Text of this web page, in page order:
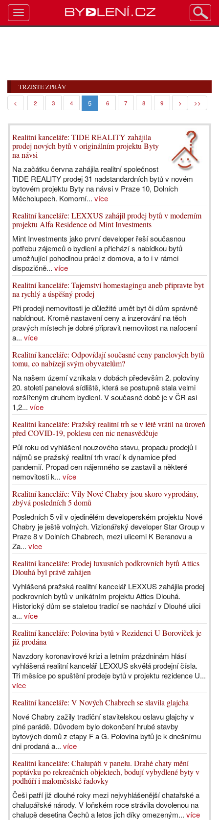
TRŽIŠTĚ ZPRÁV
< 2 3 4 5 6 7 8 9 > >>
Realitní kanceláře: TIDE REALITY zahájila
prodej nových bytů v originálním projektu Byty
na návsi
Na začátku června zahájila realitní společnost
TIDE REALITY prodej 31 nadstandardních bytů v novém
bytovém projektu Byty na návsi v Praze 10, Dolních
Měcholupech. Komorní... více
Realitní kanceláře: LEXXUS zahájil prodej bytů v moderním
projektu Alfa Residence od Mint Investments
Mint Investments jako první developer řeší současnou
potřebu zájemců o bydlení a přichází s nabídkou bytů
umožňující pohodlnou práci z domova, a to i v rámci
dispozičně... více
Realitní kanceláře: Tajemství homestagingu aneb připravte byt
na rychlý a úspěšný prodej
Při prodeji nemovitosti je důležité umět byt či dům správně
nabídnout. Kromě nastavení ceny a inzerování na těch
pravých místech je dobré připravit nemovitost na nafocení
a... více
Realitní kanceláře: Odpovídají současné ceny panelových bytů
tomu, co nabízejí svým obyvatelům?
Na našem území vznikala v dobách především 2. poloviny
20. století panelová sídliště, která se postupně stala velmi
rozšířeným druhem bydlení. V současné době je v ČR asi
1,2... více
Realitní kanceláře: Pražský realitní trh se v létě vrátil na úroveň
před COVID-19, poklesu cen nic nenasvědčuje
Půl roku od vyhlášení nouzového stavu, propadu prodejů i
nájmů se pražský realitní trh vrací k dynamice před
pandemií. Propad cen nájemného se zastavil a některé
nemovitosti k... více
Realitní kanceláře: Vily Nové Chabry jsou skoro vyprodány,
zbývá posledních 5 domů
Posledních 5 vil v ojedinělém developerském projektu Nové
Chabry je ještě volných. Vizionářský developer Star Group v
Praze 8 v Dolních Chabrech, mezi ulicemi K Beranovu a
Za... více
Realitní kanceláře: Prodej luxusních podkrovních bytů Attics
Dlouhá byl právě zahájen
Vyhlášená pražská realitní kancelář LEXXUS zahájila prodej
podkrovních bytů v unikátním projektu Attics Dlouhá.
Historický dům se staletou tradicí se nachází v Dlouhé ulici
a... více
Realitní kanceláře: Polovina bytů v Rezidenci U Boroviček je
již prodána
Navzdory koronavirové krizi a letním prázdninám hlásí
vyhlášená realitní kancelář LEXXUS skvělá prodejní čísla.
Tři měsíce po spuštění prodeje bytů v projektu rezidence U...
více
Realitní kanceláře: V Nových Chabrech se slavila glajcha
Nové Chabry zažily tradiční stavitelskou oslavu glajchy v
plné parádě. Důvodem bylo dokončení hrubé stavby
bytových domů z etapy F a G. Polovina bytů je k dnešnímu
dni prodaná a... více
Realitní kanceláře: Chalupáři v panelu. Drahé chaty mění
poptávku po rekreačních objektech, bodují vybydlené byty v
podhůří i maloměstské řadovky
Češi patří již dlouhé roky mezi nejvyhlášenější chatařské a
chalupářské národy. V loňském roce strávila dovolenou na
chalupě desetina Čechů a letos jich díky omezeným... více
Toggle
navigation